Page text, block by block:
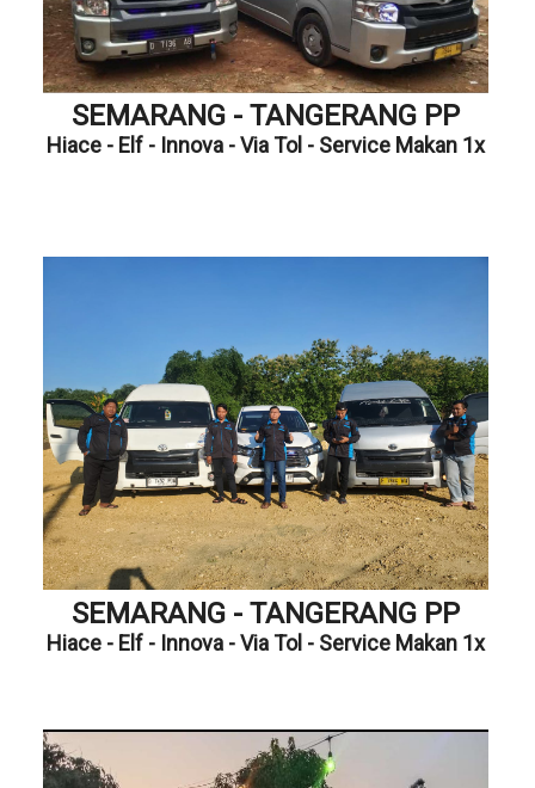
SEMARANG - TANGERANG PP
Hiace - Elf - Innova - Via Tol - Service Makan 1x
SEMARANG - TANGERANG PP
Hiace - Elf - Innova - Via Tol - Service Makan 1x